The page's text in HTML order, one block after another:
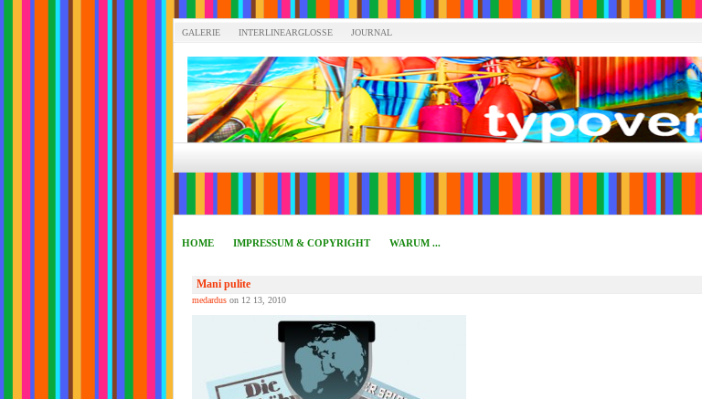
GALERIE INTERLINEARGLOSSE JOURNAL
HOME IMPRESSUM & COPYRIGHT WARUM ...
Mani pulite
medarduson 12 13, 2010